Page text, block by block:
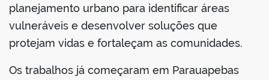
planejamento urbano para identificar áreas
vulneráveis e desenvolver soluções que
protejam vidas e fortaleçam as comunidades.
Os trabalhos já começaram em Parauapebas